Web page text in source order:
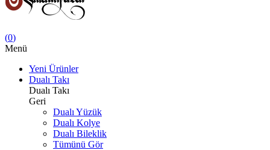
(0)
Menü
Yeni Ürünler
Dualı Takı
Dualı Takı
Geri
Dualı Yüzük
Dualı Kolye
Dualı Bileklik
Tümünü Gör